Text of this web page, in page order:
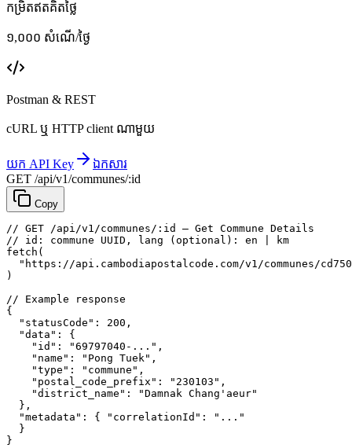
កម្រិតឥតគិតថ្លៃ
១,០០០ សំណើ/ថ្ងៃ
Postman & REST
cURL ឬ HTTP client ណាមួយ
យក API Key
ឯកសារ
GET /api/v1/communes/:id
Copy
// GET /api/v1/communes/:id — Get Commune Details
// id: commune UUID, lang (optional): en | km
fetch (
"https://api.cambodiapostalcode.com/v1/communes/
)
// Example response
{
"statusCode" : 200 ,
"data" : {
"id" : "69797040-..." ,
"name" : "Pong Tuek" ,
"type" : "commune" ,
"postal_code_prefix" : "230103" ,
"district_name" :
"Damnak Chang'aeur"
},
"metadata" : { "correlationId" :
"..."
}
}